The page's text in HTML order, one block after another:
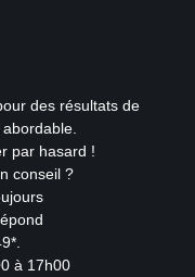
des résultats de
par hasard !
conseil ?
à 17h00